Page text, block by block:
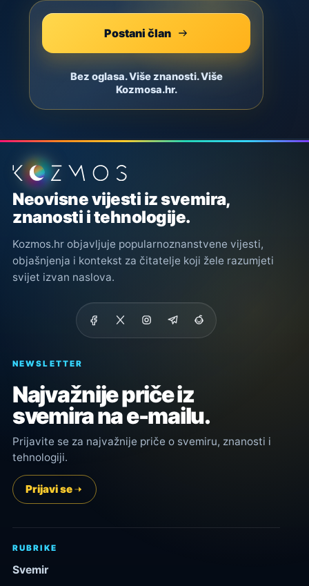
Postani član
Bez oglasa. Više znanosti. Više
Kozmosa.hr.
Podnožje stranice
Neovisne vijesti iz svemira,
znanosti i tehnologije.
Kozmos.hr objavljuje popularnoznanstvene vijesti,
objašnjenja i kontekst za čitatelje koji žele razumjeti
svijet izvan naslova.
NEWSLETTER
Najvažnije priče iz
svemira na e-mailu.
Prijavite se za najvažnije priče o svemiru, znanosti i
tehnologiji.
Prijavi se
RUBRIKE
Svemir